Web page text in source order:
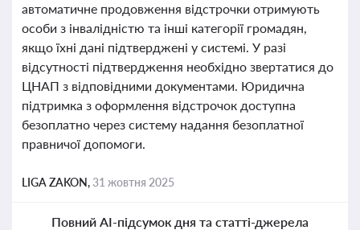
автоматичне продовження відстрочки отримують
особи з інвалідністю та інші категорії громадян,
якщо їхні дані підтверджені у системі. У разі
відсутності підтвердження необхідно звертатися до
ЦНАП з відповідними документами. Юридична
підтримка з оформлення відстрочок доступна
безоплатно через систему надання безоплатної
правничої допомоги.
LIGA ZAKON,31 жовтня 2025
Повний AI-підсумок дня та статті-джерела